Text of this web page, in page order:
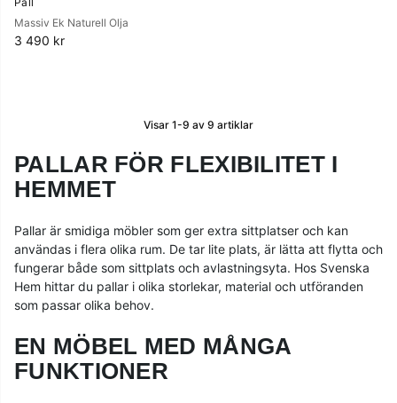
Massiv Ek Naturell Olja
3 490 kr
Visar 1-9 av 9 artiklar
PALLAR FÖR FLEXIBILITET I
HEMMET
Pallar är smidiga möbler som ger extra sittplatser och kan
användas i flera olika rum. De tar lite plats, är lätta att flytta och
fungerar både som sittplats och avlastningsyta. Hos Svenska
Hem hittar du pallar i olika storlekar, material och utföranden
som passar olika behov.
EN MÖBEL MED MÅNGA
FUNKTIONER